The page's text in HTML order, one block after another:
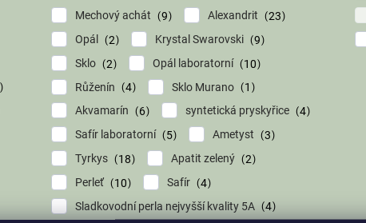
Mechový achát
9 Alexandrit
23
Opál
2 Krystal Swarovski
9
Sklo
2 Opál laboratorní
10
Růženín
4 Sklo Murano
1
Akvamarín
6 syntetická pryskyřice
4
Safír laboratorní
5 Ametyst
3
Tyrkys
18 Apatit zelený
2
Perleť
10 Safír
4
Sladkovodní perla nejvyšší kvality 5A
4